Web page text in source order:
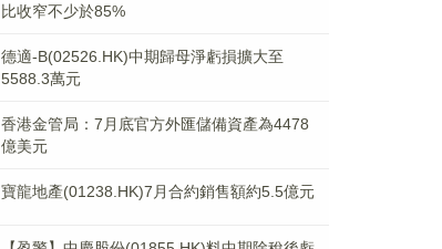
比收窄不少於85%
德適-B(02526.HK)中期歸母淨虧損擴大至
5588.3萬元
香港金管局：7月底官方外匯儲備資產為4478
億美元
寶龍地產(01238.HK)7月合約銷售額約5.5億元